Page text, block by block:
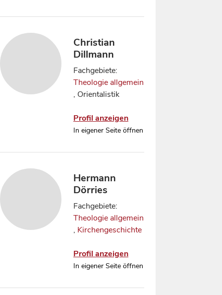
Christian
Dillmann
Fachgebiete:
Theologie allgemein
, Orientalistik
Profil anzeigen
In eigener Seite öffnen
Hermann
Dörries
Fachgebiete:
Theologie allgemein
, Kirchengeschichte
Profil anzeigen
In eigener Seite öffnen